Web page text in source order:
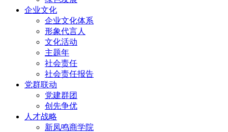
企业文化
企业文化体系
形象代言人
文化活动
主题年
社会责任
社会责任报告
党群联动
党建群团
创先争优
人才战略
新凤鸣商学院